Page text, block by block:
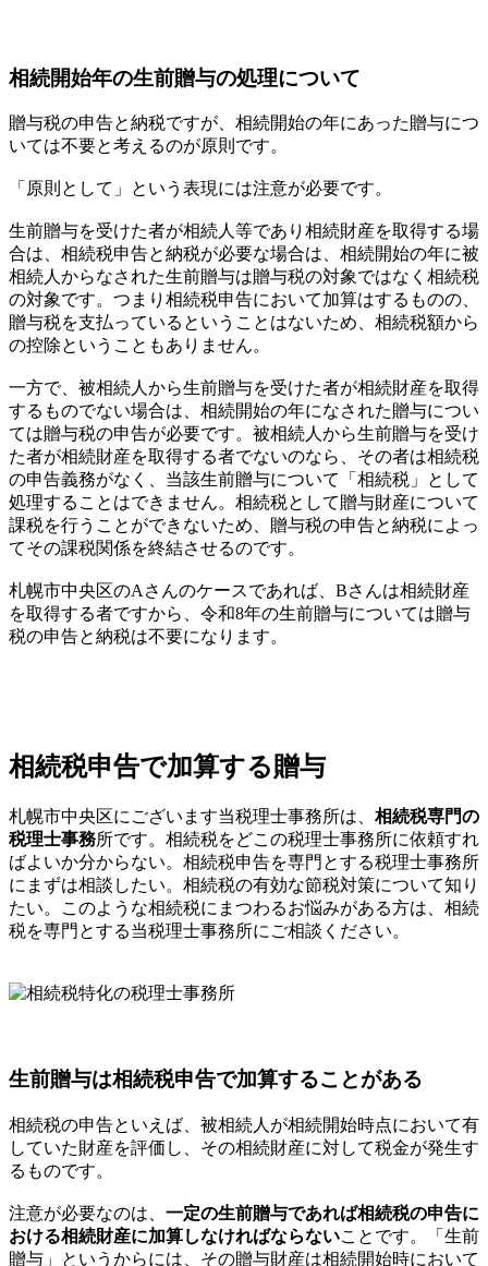
相続開始年の生前贈与の処理について
贈与税の申告と納税ですが、相続開始の年にあった贈与につ
いては不要と考えるのが原則です。
「原則として」という表現には注意が必要です。
生前贈与を受けた者が相続人等であり相続財産を取得する場
合は、相続税申告と納税が必要な場合は、相続開始の年に被
相続人からなされた生前贈与は贈与税の対象ではなく相続税
の対象です。つまり相続税申告において加算はするものの、
贈与税を支払っているということはないため、相続税額から
の控除ということもありません。
一方で、被相続人から生前贈与を受けた者が相続財産を取得
するものでない場合は、相続開始の年になされた贈与につい
ては贈与税の申告が必要です。被相続人から生前贈与を受け
た者が相続財産を取得する者でないのなら、その者は相続税
の申告義務がなく、当該生前贈与について「相続税」として
処理することはできません。相続税として贈与財産について
課税を行うことができないため、贈与税の申告と納税によっ
てその課税関係を終結させるのです。
札幌市中央区のAさんのケースであれば、Bさんは相続財産
を取得する者ですから、令和8年の生前贈与については贈与
税の申告と納税は不要になります。
相続税申告で加算する贈与
札幌市中央区にございます当税理士事務所は、 相続税専門の
税理士事務所です。相続税をどこの税理士事務所に依頼すれ
ばよいか分からない。相続税申告を専門とする税理士事務所
にまずは相談したい。相続税の有効な節税対策について知り
たい。このような相続税にまつわるお悩みがある方は、相続
税を専門とする当税理士事務所にご相談ください。
生前贈与は相続税申告で加算することがある
相続税の申告といえば、被相続人が相続開始時点において有
していた財産を評価し、その相続財産に対して税金が発生す
るものです。
注意が必要なのは、 一定の生前贈与であれば相続税の申告に
おける相続財産に加算しなければならないことです。「生前
贈与」というからには、その贈与財産は相続開始時において